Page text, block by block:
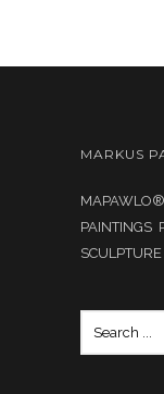
MARKUS
MAPAWLO®
PAINTINGS